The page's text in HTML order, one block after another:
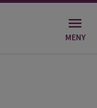
MENY